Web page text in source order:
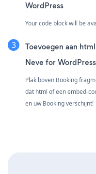
WordPress
Your code block will be
Toevoegen aan
Neve for
Plak boven Booking
dat html of een embed-
en uw Booking verschijnt!